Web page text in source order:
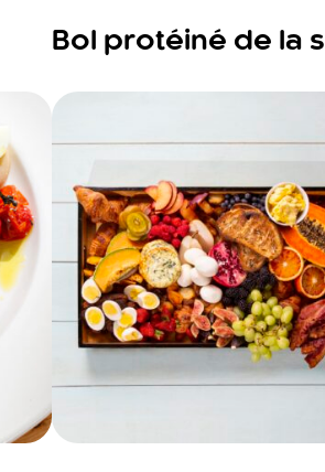
Bol protéiné de la